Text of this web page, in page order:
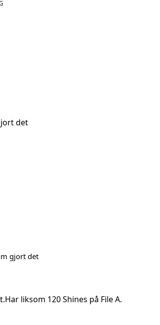
det
gjort det
liksom 120 Shines på File A.